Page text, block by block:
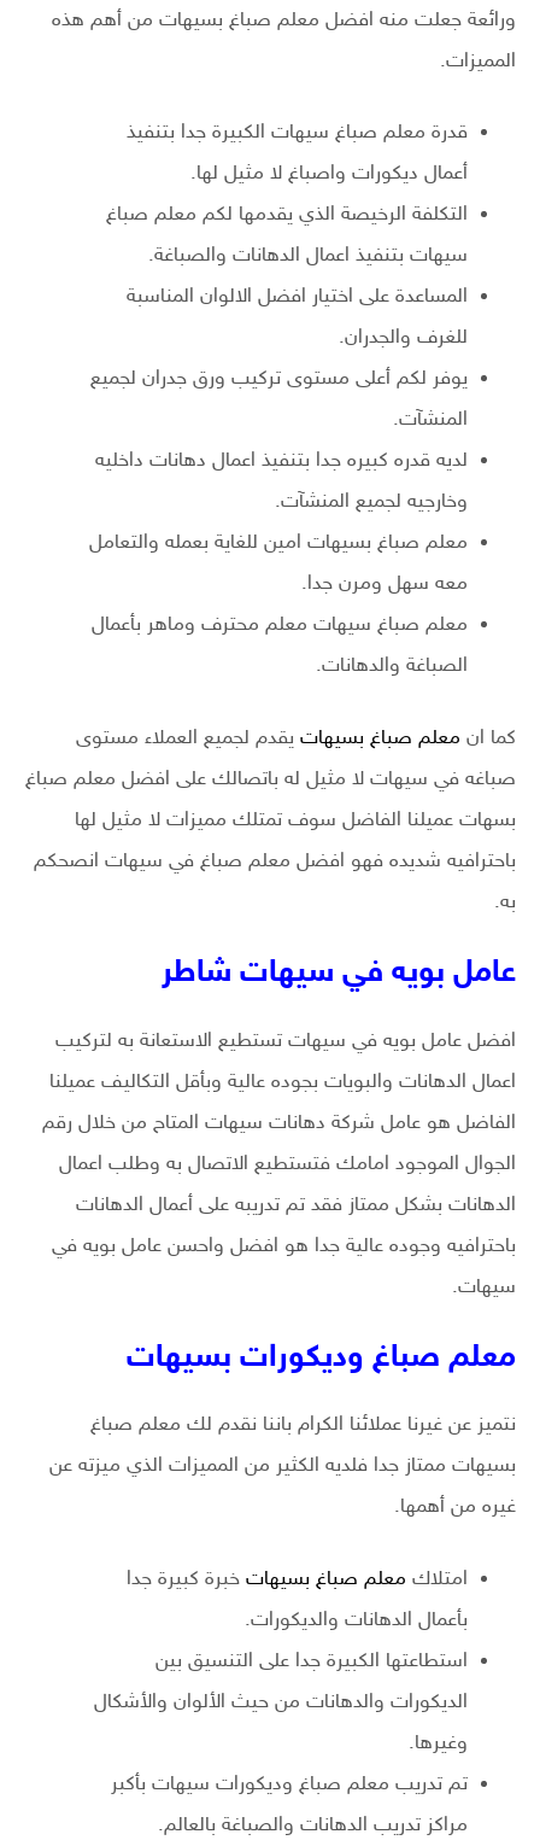
ورائعة جعلت منه افضل معلم صباغ بسيهات من أهم هذه
المميزات.
قدرة معلم صباغ سيهات الكبيرة جدا بتنفيذ
أعمال ديكورات واصباغ لا مثيل لها.
التكلفة الرخيصة الذي يقدمها لكم معلم صباغ
سيهات بتنفيذ اعمال الدهانات والصباغة.
المساعدة على اختيار افضل الالوان المناسبة
للغرف والجدران.
يوفر لكم أعلى مستوى تركيب ورق جدران لجميع
المنشآت.
لديه قدره كبيره جدا بتنفيذ اعمال دهانات داخليه
وخارجيه لجميع المنشآت.
معلم صباغ بسيهات امين للغاية بعمله والتعامل
معه سهل ومرن جدا.
معلم صباغ سيهات معلم محترف وماهر بأعمال
الصباغة والدهانات.
كما ان معلم صباغ بسيهات يقدم لجميع العملاء مستوى
صباغه في سيهات لا مثيل له باتصالك على افضل معلم صباغ
بسهات عميلنا الفاضل سوف تمتلك مميزات لا مثيل لها
باحترافيه شديده فهو افضل معلم صباغ في سيهات انصحكم
به.
عامل بويه في سيهات شاطر
افضل عامل بويه في سيهات تستطيع الاستعانة به لتركيب
اعمال الدهانات والبويات بجوده عالية وبأقل التكاليف عميلنا
الفاضل هو عامل شركة دهانات سيهات المتاح من خلال رقم
الجوال الموجود امامك فتستطيع الاتصال به وطلب اعمال
الدهانات بشكل ممتاز فقد تم تدريبه على أعمال الدهانات
باحترافيه وجوده عالية جدا هو افضل واحسن عامل بويه في
سيهات.
معلم صباغ وديكورات بسيهات
نتميز عن غيرنا عملائنا الكرام باننا نقدم لك معلم صباغ
بسيهات ممتاز جدا فلديه الكثير من المميزات الذي ميزته عن
غيره من أهمها.
امتلاك معلم صباغ بسيهات خبرة كبيرة جدا
بأعمال الدهانات والديكورات.
استطاعتها الكبيرة جدا على التنسيق بين
الديكورات والدهانات من حيث الألوان والأشكال
وغيرها.
تم تدريب معلم صباغ وديكورات سيهات بأكبر
مراكز تدريب الدهانات والصباغة بالعالم.